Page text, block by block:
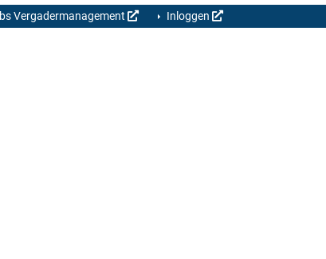
Vergadermanagement Inloggen